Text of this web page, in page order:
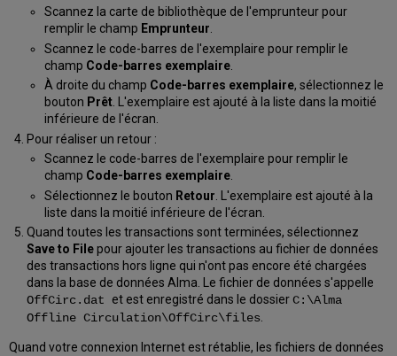
Scannez la carte de bibliothèque de l'emprunteur pour
remplir le champ Emprunteur
Scannez le code-barres de l'exemplaire pour remplir le
champ Code-barres exemplaire.
À droite du champ Code-barres exemplaire, sélectionnez le
bouton Prêt. L'exemplaire est ajouté à la liste dans la moitié
inférieure de l'écran.
Pour réaliser un retour :
Scannez le code-barres de l'exemplaire pour remplir le
champ Code-barres exemplaire.
Sélectionnez le bouton Retour . L'exemplaire est ajouté à la
liste dans la moitié inférieure de l'écran.
Quand toutes les transactions sont terminées, sélectionnez
Save to Filepour ajouter les transactions au fichier de données
des transactions hors ligne qui n'ont pas encore été chargées
dans la base de données Alma. Le fichier de données s'appelle
OffCirc.dat et est enregistré dans le dossierC:\Alma
Offline Circulation\OffCirc\files
Quand votre connexion Internet est rétablie, les fichiers de données